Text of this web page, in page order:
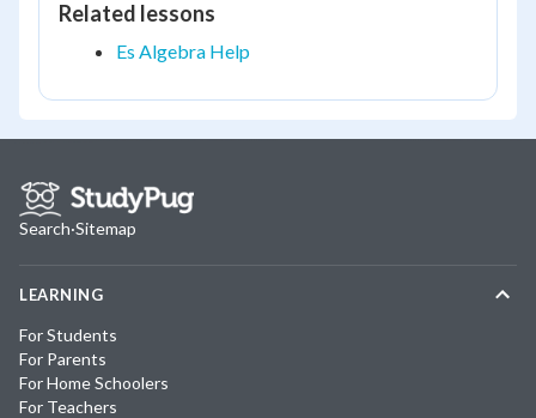
Related lessons
Es Algebra Help
Search·Sitemap
LEARNING
For Students
For Parents
For Home Schoolers
For Teachers